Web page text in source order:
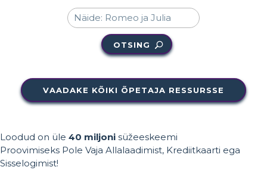
OTSING
VAADAKE KÕIKI ÕPETAJA RESSURSSE
Loodud on üle 40 miljoni süžeeskeemi
Proovimiseks Pole Vaja Allalaadimist, Krediitkaarti ega
Sisselogimist!